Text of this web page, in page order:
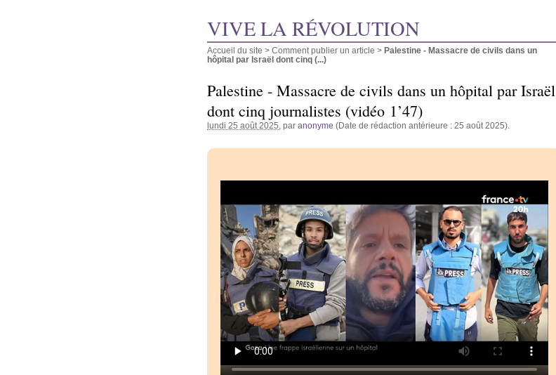
VIVE LA RÉVOLUTION
Accueil du site > Comment publier un article > Palestine - Massacre de civils dans un
hôpital par Israël dont cinq (...)
Palestine - Massacre de civils dans un hôpital par Israël
dont cinq journalistes (vidéo 1’47)
lundi 25 août 2025 , par anonyme (Date de rédaction antérieure : 25 août 2025).